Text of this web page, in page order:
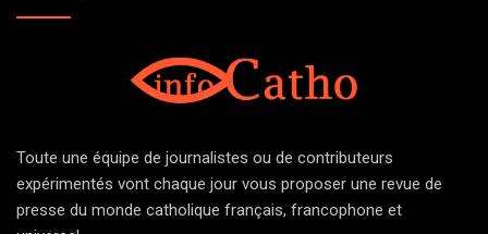
Toute une équipe de journalistes ou de contributeurs
expérimentés vont chaque jour vous proposer une revue de
presse du monde catholique français, francophone et